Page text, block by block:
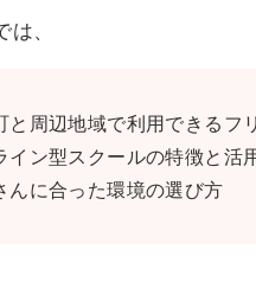
、
と周辺地域で利用できるフ
イン型スクールの特徴と活
んに合った環境の選び方